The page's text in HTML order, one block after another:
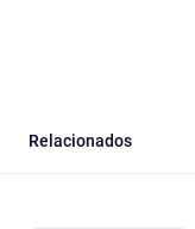
Relacionados